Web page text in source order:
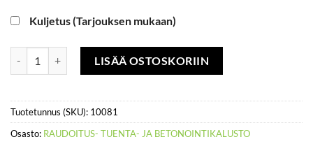
Kuljetus (Tarjouksen mukaan)
Holvituki 1,7-3,5 m määräLISÄÄ OSTOSKORIIN
Tuotetunnus (SKU): 10081
Osasto: RAUDOITUS- TUENTA- JA BETONOINTIKALUSTO